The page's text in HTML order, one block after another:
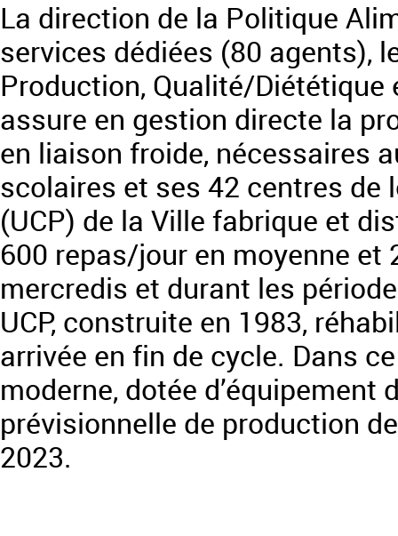
La direction de la Politique
services dédiées (80 agents),
Production, Qualité/
assure en gestion directe la
en liaison froide, nécessaires
scolaires et ses 42 centres de
(UCP) de la Ville fabrique et
600 repas/jour en moyenne et
mercredis et durant les
UCP, construite en 1983,
arrivée en fin de cycle. Dans
moderne, dotée d’équipement
prévisionnelle de production
2023.